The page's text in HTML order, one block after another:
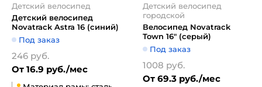
Детский велосипед
Детский велосипед
Novatrack Astra 16 (синий)
Под заказ
246 руб.
От 16.9 руб./мес
Детский велосипед
городской
Велосипед Novatrack
Town 16" (серый)
Под заказ
1008 руб.
От 69.3 руб./мес